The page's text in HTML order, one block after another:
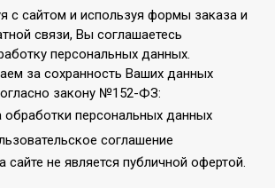
Коммерческое
оборудование
IP21
9,50
РОССИЯ
с сайтом и используя формы заказа и
связи, Вы соглашаетесь
персональных данных.
за сохранность Ваших данных
закону №152-ФЗ:
обработки персональных данных
соглашение
не является публичной офертой.